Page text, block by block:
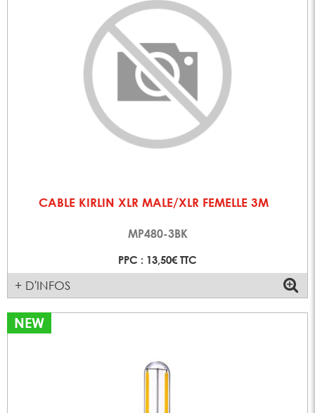
CABLE KIRLIN XLR MALE/XLR FEMELLE 3M
MP480-3BK
PPC : 13,50€ TTC
+ D'INFOS
NEW